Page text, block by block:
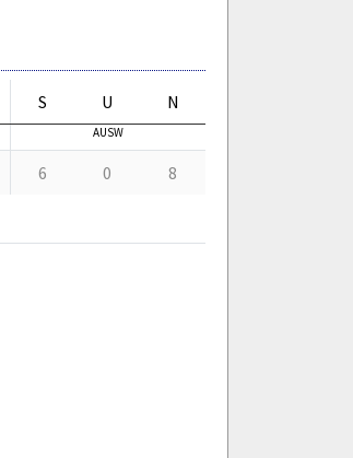
S U N
AUSW
6 0 8